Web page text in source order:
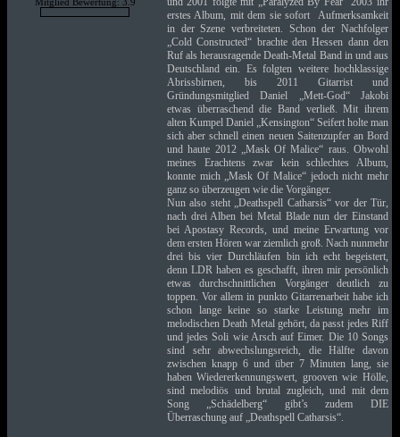
erstes Album, mit dem sie sofort Aufmerksamkeit
in der Szene verbreiteten. Schon der Nachfolger
„Cold Constructed“ brachte den Hessen dann den
Ruf als herausragende Death-Metal Band in und aus
Deutschland ein. Es folgten weitere hochklassige
Abrissbirnen, bis 2011 Gitarrist und
Gründungsmitglied Daniel „Mett-God“ Jakobi
etwas überraschend die Band verließ. Mit ihrem
alten Kumpel Daniel „Kensington“ Seifert holte man
sich aber schnell einen neuen Saitenzupfer an Bord
und haute 2012 „Mask Of Malice“ raus. Obwohl
meines Erachtens zwar kein schlechtes Album,
konnte mich „Mask Of Malice“ jedoch nicht mehr
ganz so überzeugen wie die Vorgänger.
Nun also steht „Deathspell Catharsis“ vor der Tür,
nach drei Alben bei Metal Blade nun der Einstand
bei Apostasy Records, und meine Erwartung vor
dem ersten Hören war ziemlich groß. Nach nunmehr
drei bis vier Durchläufen bin ich echt begeistert,
denn LDR haben es geschafft, ihren mir persönlich
etwas durchschnittlichen Vorgänger deutlich zu
toppen. Vor allem in punkto Gitarrenarbeit habe ich
schon lange keine so starke Leistung mehr im
melodischen Death Metal gehört, da passt jedes Riff
und jedes Soli wie Arsch auf Eimer. Die 10 Songs
sind sehr abwechslungsreich, die Hälfte davon
zwischen knapp 6 und über 7 Minuten lang, sie
haben Wiedererkennungswert, grooven wie Hölle,
sind melodiös und brutal zugleich, und mit dem
Song „Schädelberg“ gibt’s zudem DIE
Überraschung auf „Deathspell Catharsis“.